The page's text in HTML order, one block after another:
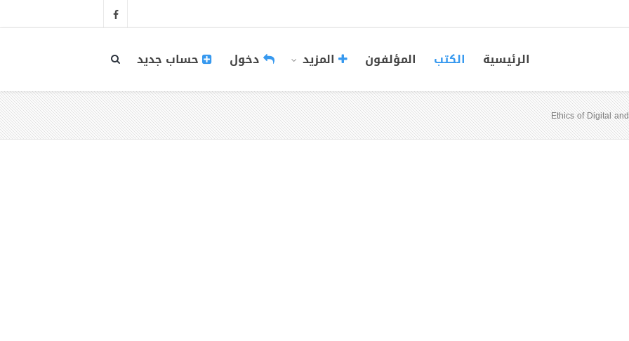
الرئيسية الكتب المؤلفون المزيد دخول حساب جديد
Ethics of Digital